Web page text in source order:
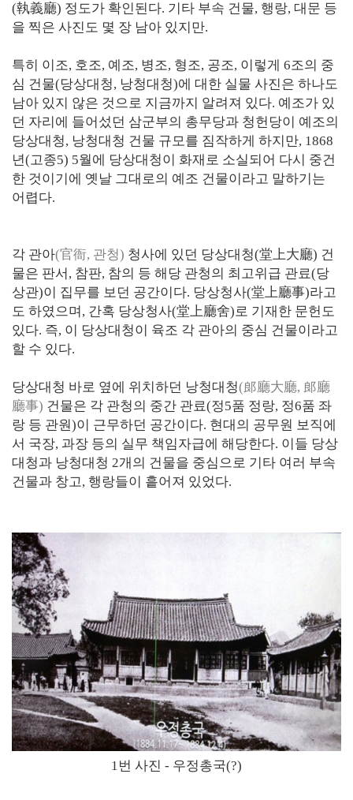
(執義廳) 정도가 확인된다. 기타 부속 건물, 행랑, 대문 등
을 찍은 사진도 몇 장 남아 있지만.
특히 이조, 호조, 예조, 병조, 형조, 공조, 이렇게 6조의 중
심 건물(당상대청, 낭청대청)에 대한 실물 사진은 하나도
남아 있지 않은 것으로 지금까지 알려져 있다. 예조가 있
던 자리에 들어섰던 삼군부의 총무당과 청헌당이 예조의
당상대청, 낭청대청 건물 규모를 짐작하게 하지만, 1868
년(고종5) 5월에 당상대청이 화재로 소실되어 다시 중건
한 것이기에 옛날 그대로의 예조 건물이라고 말하기는
어렵다.
각 관아(官衙, 관청) 청사에 있던 당상대청(堂上大廳) 건
물은 판서, 참판, 참의 등 해당 관청의 최고위급 관료(당
상관)이 집무를 보던 공간이다. 당상청사(堂上廳事)라고
도 하였으며, 간혹 당상청사(堂上廳舍)로 기재한 문헌도
있다. 즉, 이 당상대청이 육조 각 관아의 중심 건물이라고
할 수 있다.
당상대청 바로 옆에 위치하던 낭청대청(郎廳大廳, 郎廳
廳事) 건물은 각 관청의 중간 관료(정5품 정랑, 정6품 좌
랑 등 관원)이 근무하던 공간이다. 현대의 공무원 보직에
서 국장, 과장 등의 실무 책임자급에 해당한다. 이들 당상
대청과 낭청대청 2개의 건물을 중심으로 기타 여러 부속
건물과 창고, 행랑들이 흩어져 있었다.
1번 사진 - 우정총국(?)